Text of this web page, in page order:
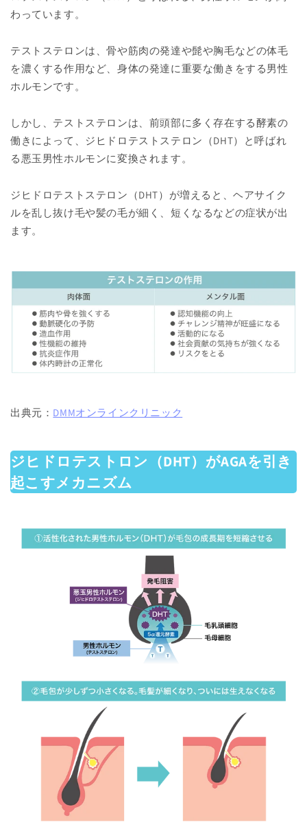
わっています。
テストステロンは、骨や筋肉の発達や髭や胸毛などの体毛
を濃くする作用など、身体の発達に重要な働きをする男性
ホルモンです。
しかし、テストステロンは、前頭部に多く存在する酵素の
働きによって、ジヒドロテストステロン（DHT）と呼ばれ
る悪玉男性ホルモンに変換されます。
ジヒドロテストステロン（DHT）が増えると、ヘアサイク
ルを乱し抜け毛や髪の毛が細く、短くなるなどの症状が出
ます。
出典元： DMMオンラインクリニック
ジヒドロテストロン（DHT）がAGAを引き
起こすメカニズム